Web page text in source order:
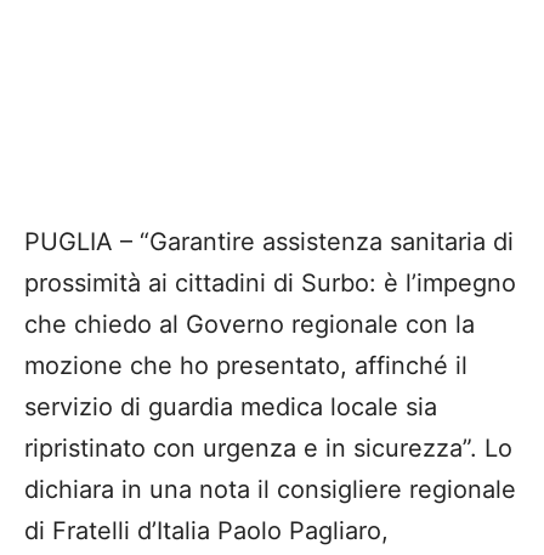
PUGLIA – “Garantire assistenza sanitaria di
prossimità ai cittadini di Surbo: è l’impegno
che chiedo al Governo regionale con la
mozione che ho presentato, affinché il
servizio di guardia medica locale sia
ripristinato con urgenza e in sicurezza”. Lo
dichiara in una nota il consigliere regionale
di Fratelli d’Italia Paolo Pagliaro,